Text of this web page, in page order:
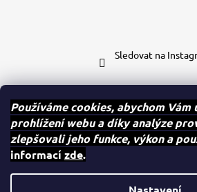
Používáme cookies, abychom
prohlížení webu a díky analýze
zlepšovali jeho funkce, výkon a
informací zde.
Sledovat na
Kontakt
eshop@case-mates.cz
+420 604 280 091
Case.mates
case.mates